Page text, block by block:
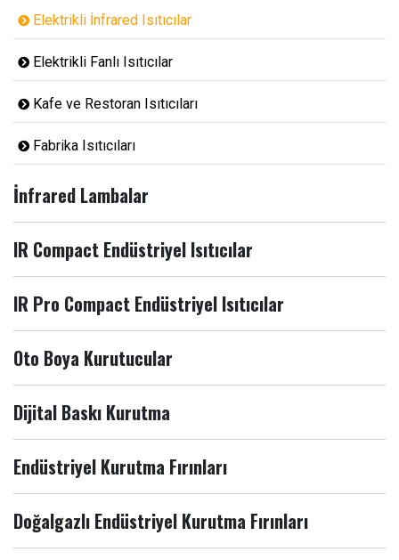
Elektrikli İnfrared Isıtıcılar
Elektrikli Fanlı Isıtıcılar
Kafe ve Restoran Isıtıcıları
Fabrika Isıtıcıları
İnfrared Lambalar
IR Compact Endüstriyel Isıtıcılar
IR Pro Compact Endüstriyel Isıtıcılar
Oto Boya Kurutucular
Dijital Baskı Kurutma
Endüstriyel Kurutma Fırınları
Doğalgazlı Endüstriyel Kurutma Fırınları